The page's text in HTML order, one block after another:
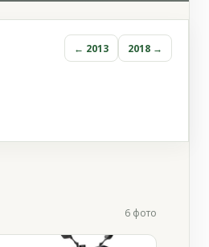
← 2013 2018 →
6 фото